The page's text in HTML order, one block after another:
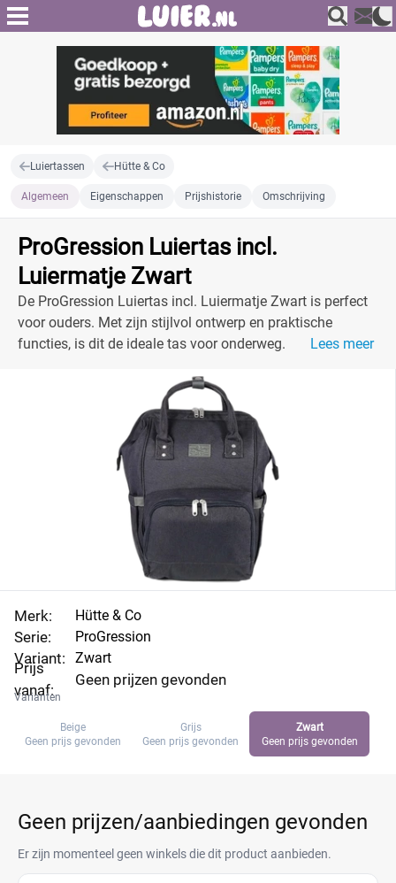
Luiertassen Hütte & Co
Algemeen Eigenschappen Prijshistorie Omschrijving
ProGression Luiertas incl.
Luiermatje Zwart
De ProGression Luiertas incl. Luiermatje Zwart is perfect
voor ouders. Met zijn stijlvol ontwerp en praktische
functies, is dit de ideale tas voor onderweg.
Lees meer
Merk:
Serie:
Variant:
Prijs
vanaf:
Hütte & Co
ProGression
Zwart
Geen prijzen gevonden
Varianten
Beige
Geen prijs gevonden
Grijs
Geen prijs gevonden
Zwart
Geen prijs gevonden
Geen prijzen/aanbiedingen gevonden
Er zijn momenteel geen winkels die dit product aanbieden.